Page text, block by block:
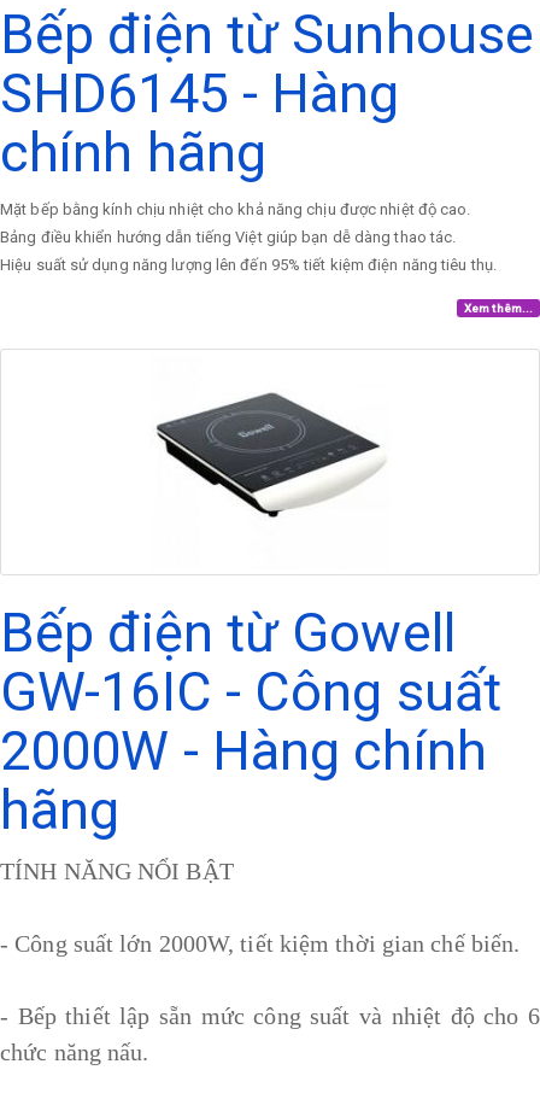
Bếp điện từ Sunhouse
SHD6145 - Hàng
chính hãng
Mặt bếp bằng kính chịu nhiệt cho khả năng chịu được nhiệt độ cao.
Bảng điều khiển hướng dẫn tiếng Việt giúp bạn dễ dàng thao tác.
Hiệu suất sử dụng năng lượng lên đến 95% tiết kiệm điện năng tiêu thụ.
Xem thêm...
Bếp điện từ Gowell
GW-16IC - Công suất
2000W - Hàng chính
hãng
TÍNH NĂNG NỔI BẬT
- Công suất lớn 2000W, tiết kiệm thời gian chế biến.
- Bếp thiết lập sẵn mức công suất và nhiệt độ cho 6
chức năng nấu.